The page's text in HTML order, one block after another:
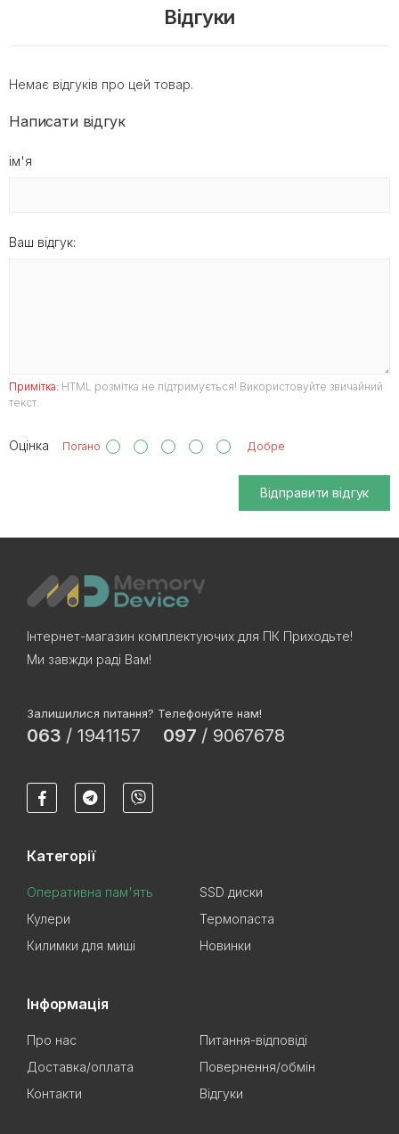
Відгуки
Немає відгуків про цей товар.
Написати відгук
ім'я
Ваш відгук:
Примітка: HTML розмітка не підтримується! Використовуйте звичайний
текст.
Оцінка Погано Добре
Відправити відгук
Інтернет-магазин комплектуючих для ПК Приходьте!
Ми завжди раді Вам!
Залишилися питання? Телефонуйте нам!
063 / 1941157 097 / 9067678
Категорії
Оперативна пам'ять
SSD диски
Кулери
Термопаста
Килимки для миші
Новинки
Інформація
Про нас
Питання-відповіді
Доставка/оплата
Повернення/обмін
Контакти
Відгуки